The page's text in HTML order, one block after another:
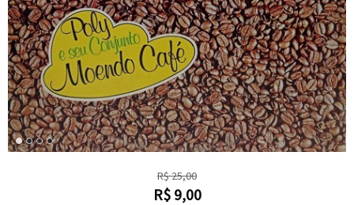
R$25,00
R$ 9,00